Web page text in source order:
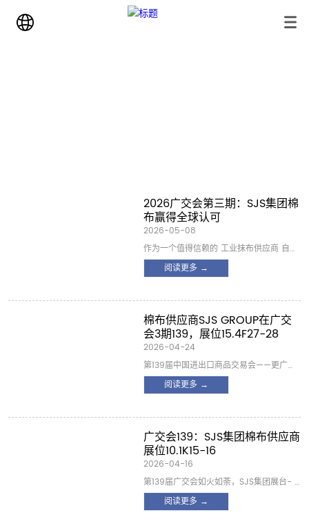
2026广交会第三期：SJS集团棉
布赢得全球认可
2026-05-08
作为一个值得信赖的 工业抹布供应商 自
1998年以来，SJS集团（太仓道荣针织有
限公司）自豪地宣布我们参加第139届广交
和 抹布 在五个充满活力的日子里，吸引了
国际买家的浓厚兴趣。 第139届中国进出口
商品交易会（广交会）圆满落幕。本届广
交会总展览面积155万平方米，展位
75,700个，汇聚了来自世界各地的32,000
多家参展商。作为全球规模最大、最具影
响力的综合性交易会之一，广交会再次展
它不仅是了解中国经济活力的重...
阅读更多 →
棉布供应商SJS GROUP在广交
会3期139，展位15.4F27-28
2026-04-24
第139届中国进出口商品交易会——更广为
人知的广交会——即将进入备受期待的第三
阶段，时间为2025年5月1日至5月5日。
地宣布我们的参与。我们热忱邀请全球采
购商、采购经理和行业专业人士来广州海
珠区阅江中路382号C馆15.4F27-28展位
参观。 作为自1998年以来领先的工业抹布
供应商，我们将展示我们的全系列产品 棉
布 , 擦拭抹布，清洁抹布，现在-超细纤维
毛巾-专为汽车清洁设计的手套。无论您是
阅读更多 →
广交会139：SJS集团棉布供应商
展位10.1K15-16
2026-04-16
第139届广交会如火如荼，SJS集团展台- B
厅10.1K15-16 -一直吸引着源源不断的国际
游客。从4月15日上午开始，我们的团队欢
阅读更多 →